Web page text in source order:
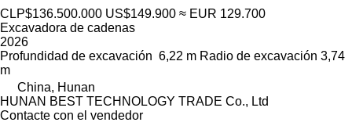
CLP$136.500.000 US$149.900 ≈ EUR 129.700
Excavadora de cadenas
2026
Profundidad de excavación 6,22 m Radio de excavación 3,74
m
China, Hunan
HUNAN BEST TECHNOLOGY TRADE Co., Ltd
Contacte con el vendedor